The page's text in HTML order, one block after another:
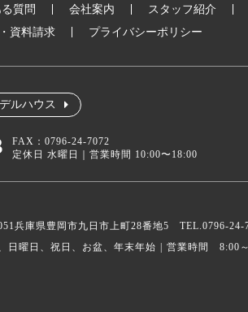
質問 会社案内
スタッフ紹介
資料請求
プライバシーポリシー
ルハウス
FAX：0796-24-7072
定休日 水曜日｜営業時間 10:00〜18:00
兵庫県豊岡市九日市上町28番地5 TEL.0796-24-
曜日、祝日、お盆、年末年始
営業時間 8:00